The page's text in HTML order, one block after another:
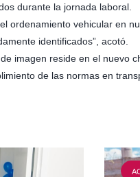
durante la jornada laboral.
ordenamiento vehicular en
identificados”, acotó.
imagen reside en el nuevo
de las normas en